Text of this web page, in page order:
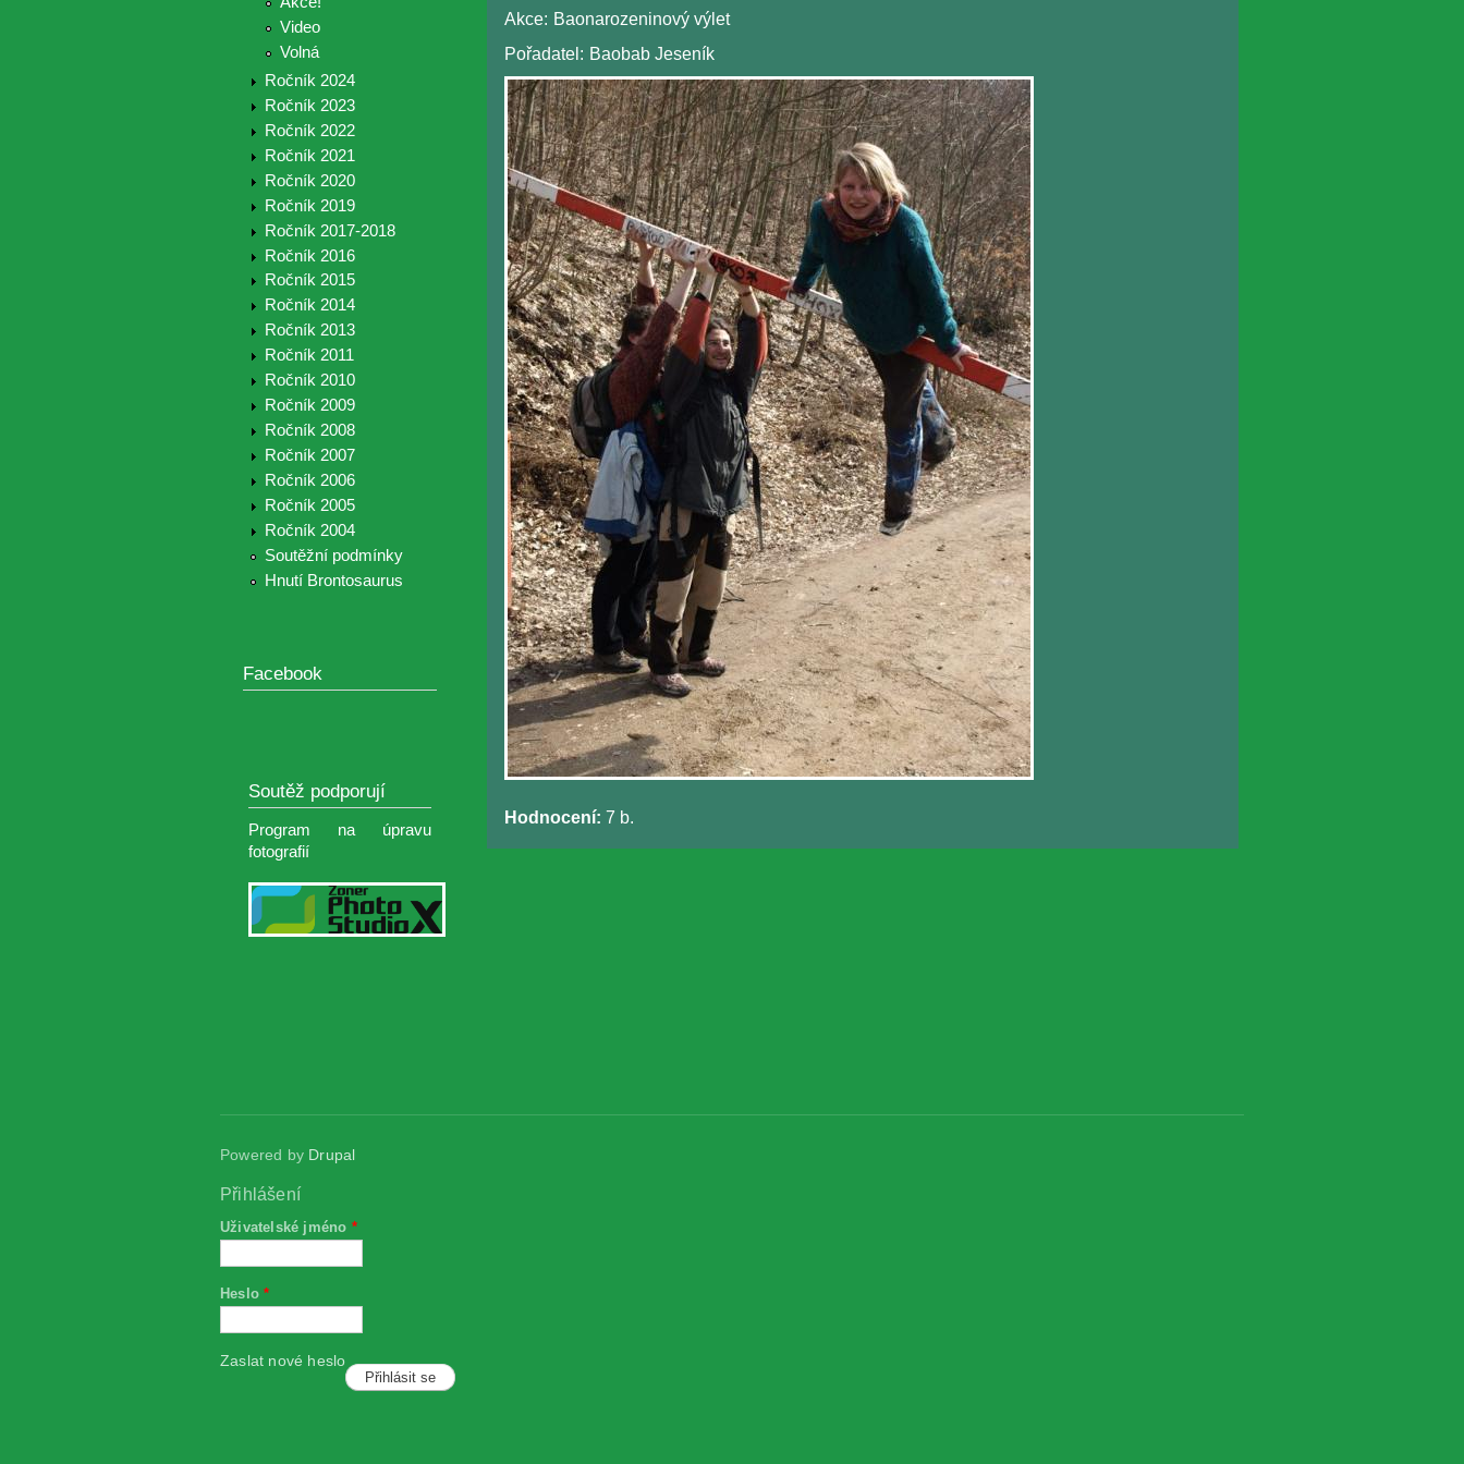
Video
Volná
Ročník 2024
Ročník 2023
Ročník 2022
Ročník 2021
Ročník 2020
Ročník 2019
Ročník 2017-2018
Ročník 2016
Ročník 2015
Ročník 2014
Ročník 2013
Ročník 2011
Ročník 2010
Ročník 2009
Ročník 2008
Ročník 2007
Ročník 2006
Ročník 2005
Ročník 2004
Soutěžní podmínky
Hnutí Brontosaurus
Facebook
Soutěž podporují
Program na úpravu
fotografií
Akce: Baonarozeninový výlet
Pořadatel: Baobab Jeseník
Hodnocení: 7 b.
Powered by Drupal
Přihlášení
Uživatelské jméno *
Heslo*
Zaslat nové heslo